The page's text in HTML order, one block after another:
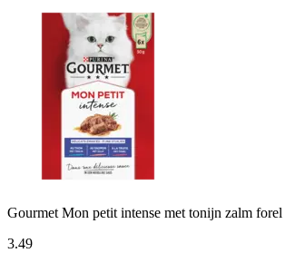
Gourmet Mon petit intense met tonijn zalm forel
3.49